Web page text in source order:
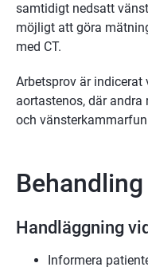
samtidigt nedsatt
möjligt att göra
med CT.
Arbetsprov är
aortastenos, där andra
och
Behandling
Handläggning
Informera